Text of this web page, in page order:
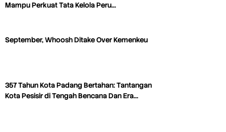
Mampu Perkuat Tata Kelola Peru…
September, Whoosh Ditake Over Kemenkeu
357 Tahun Kota Padang Bertahan: Tantangan
Kota Pesisir di Tengah Bencana Dan Era…